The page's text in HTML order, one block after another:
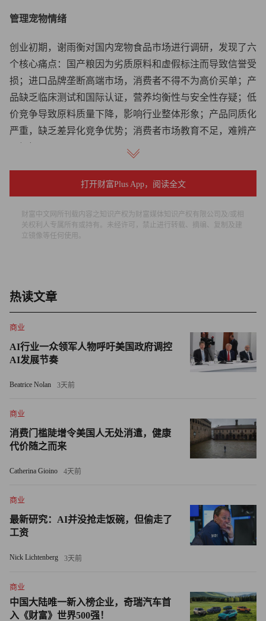
管理宠物情绪
创业初期，谢雨衡对国内宠物食品市场进行调研，发现了六
个核心痛点：国产粮因为劣质原料和虚假标注而导致信誉受
损；进口品牌垄断高端市场，消费者不得不为高价买单；产
品缺乏临床测试和国际认证，营养均衡性与安全性存疑；低
价竞争导致原料质量下降，影响行业整体形象；产品同质化
严重，缺乏差异化竞争优势；消费者市场教育不足，难辨产
“关注宠物心理情绪健康是科学养宠的必然进化。”她说。现
代研究证实，焦虑、压力、孤独等负面情绪会直接引发宠物
所以，爱法百奥也将“关注宠物心理情绪健康”作为品牌的核
生理屏障的‘系统性危机’。”她解释道，“我们希望通过情绪
舒缓功效，以预防大于治疗的方法避免应激造成的后期健康
问题。”
有限公司进行了周期性喂养测试，用科学数据证明产品的有
效性。同时，谢雨衡坚持原料透明化，建立了可追溯的原料
供应链体系，每批次产品和原料都进行留样。
尽管如此，挑战却不可避免：市场对宠物情绪管理需求的认
智，很多人对“宠物情绪管理”这一概念持怀疑态度。“做情
绪管理宠粮？宠物又不会说话。”
面对这种挑战，爱法百奥从战略和组织两个层面制定了应对
在战略上，公司增加专业背书，联合权威兽医师打造科普内
容体系，强化产品功效的可信度。通过将宠物焦虑症状与健
打开财富Plus App，阅读全文
财富中文网所刊载内容之知识产权为财富媒体知识产权有限公司及/或相
关权利人专属所有或持有。未经许可，禁止进行转载、摘编、复制及建
立镜像等任何使用。
热读文章
商业
AI行业一众领军人物呼吁美国政府调控
AI发展节奏
Beatrice Nolan 3天前
商业
消费门槛陡增令美国人无处消遣，健康
代价随之而来
Catherina Gioino 4天前
商业
最新研究：AI并没抢走饭碗，但偷走了
工资
Nick Lichtenberg 3天前
商业
中国大陆唯一新入榜企业，奇瑞汽车首
入《财富》世界500强！